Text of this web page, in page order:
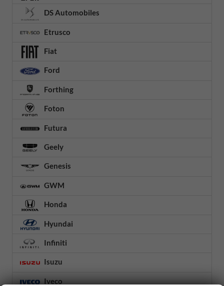
DS Automobiles
Etrusco
Fiat
Ford
Forthing
Foton
Futura
Geely
Genesis
GWM
Honda
Hyundai
Infiniti
Isuzu
Iveco